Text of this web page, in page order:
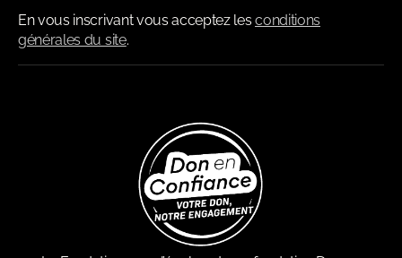
En vous inscrivant vous acceptez lesconditions
générales du site.